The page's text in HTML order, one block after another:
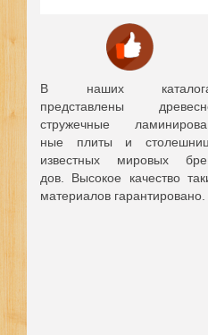
В наших
представлены
стружечные
ные плиты и
известных мировых
дов. Высокое качество
материалов гарантировано.